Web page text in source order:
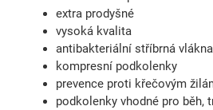
extra prodyšné
vysoká kvalita
antibakteriální stříbrná vlákna
kompresní podkolenky
prevence proti křečovým
podkolenky vhodné pro běh,